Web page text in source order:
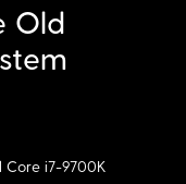
Old
Core i7-9700K